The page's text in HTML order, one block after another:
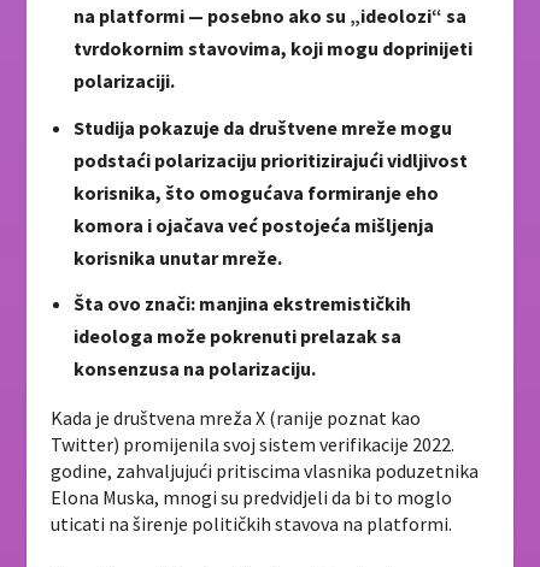
na platformi — posebno ako su „ideolozi“ sa
tvrdokornim stavovima, koji mogu doprinijeti
polarizaciji.
Studija pokazuje da društvene mreže mogu
podstaći polarizaciju prioritizirajući vidljivost
korisnika, što omogućava formiranje eho
komora i ojačava već postojeća mišljenja
korisnika unutar mreže.
Šta ovo znači: manjina ekstremističkih
ideologa može pokrenuti prelazak sa
konsenzusa na polarizaciju.
Kada je društvena mreža X (ranije poznat kao
Twitter) promijenila svoj sistem verifikacije 2022.
godine, zahvaljujući pritiscima vlasnika poduzetnika
Elona Muska, mnogi su predvidjeli da bi to moglo
uticati na širenje političkih stavova na platformi.